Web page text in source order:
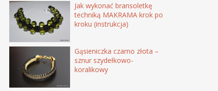
Jak wykonać bransoletkę
techniką MAKRAMA krok po
kroku (instrukcja)
Gąsieniczka czarno złota –
sznur szydełkowo-
koralikowy